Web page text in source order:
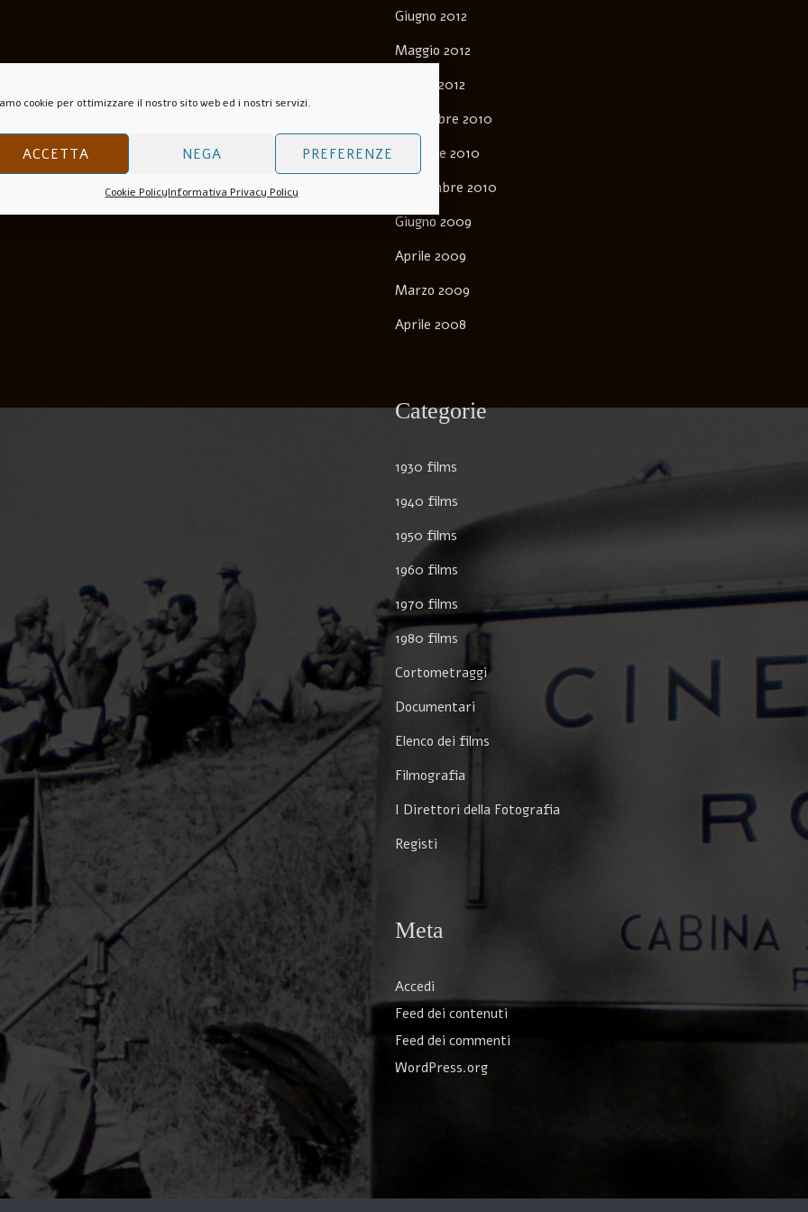
cookie per ottimizzare il nostro sito web ed i nostri servizi.
ACCETTA NEGA PREFERENZE
Cookie PolicyInformativa Privacy Policy
Giugno 2012
Maggio 2012
Marzo 2012
Novembre 2010
Ottobre 2010
Settembre 2010
Giugno 2009
Aprile 2009
Marzo 2009
Aprile 2008
Categorie
1930 films
1940 films
1950 films
1960 films
1970 films
1980 films
Cortometraggi
Documentari
Elenco dei films
Filmografia
I Direttori della Fotografia
Registi
Meta
Accedi
Feed dei contenuti
Feed dei commenti
WordPress.org